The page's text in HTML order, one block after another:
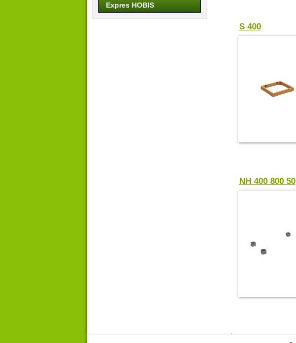
S 400
NH 400 800 50
.
Expres HOBIS